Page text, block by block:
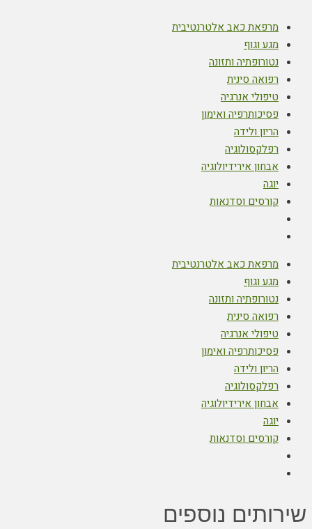
מרפאת כאב אלטרנטיבית
מגע וגוף
נטורופתיה ותזונה
רפואה סינית
טיפולי אנרגיה
פסיכותרפיה ואימון
הריון ולידה
רפלקסולוגיה
אבחון אירידיולוגיה
יוגה
קורסים וסדנאות
מרפאת כאב אלטרנטיבית
מגע וגוף
נטורופתיה ותזונה
רפואה סינית
טיפולי אנרגיה
פסיכותרפיה ואימון
הריון ולידה
רפלקסולוגיה
אבחון אירידיולוגיה
יוגה
קורסים וסדנאות
שירותים נוספים